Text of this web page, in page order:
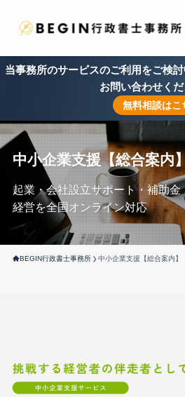
当事務所のサービスのご利用をご検
お問い合わせくだ
無料相談はこ
中小企業支援【総合案内
起業・会社設立サポート・補助
経営を全国オンライン対応
BEGIN行政書士事務所 中小企業支援【総合案内】